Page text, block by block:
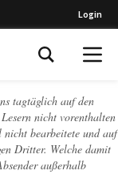
Login
tagtäglich auf den
nicht vorenthalten
bearbeitete und auf
Dritter. Welche damit
außerhalb